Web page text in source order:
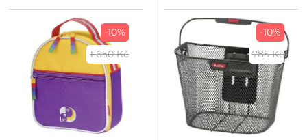
-10%
1 650 Kč
-10%
785 Kč